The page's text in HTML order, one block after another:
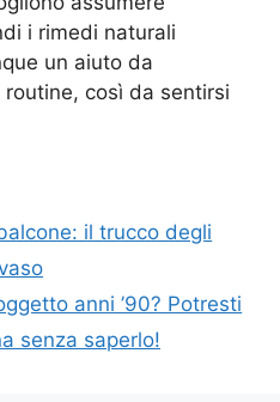
i rimedi naturali
un aiuto da
così da sentirsi
il trucco degli
anni ’90? Potresti
senza saperlo!